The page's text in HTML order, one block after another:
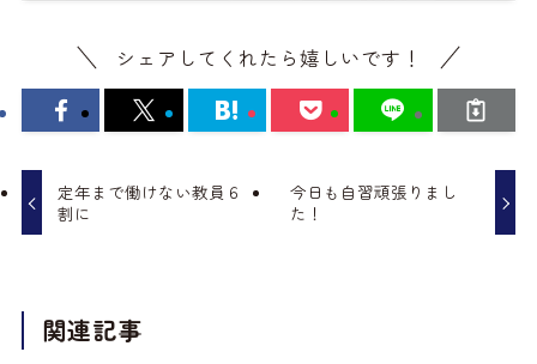
シェアしてくれたら嬉しいです！
定年まで働けない教員６
割に
今日も自習頑張りまし
た！
関連記事